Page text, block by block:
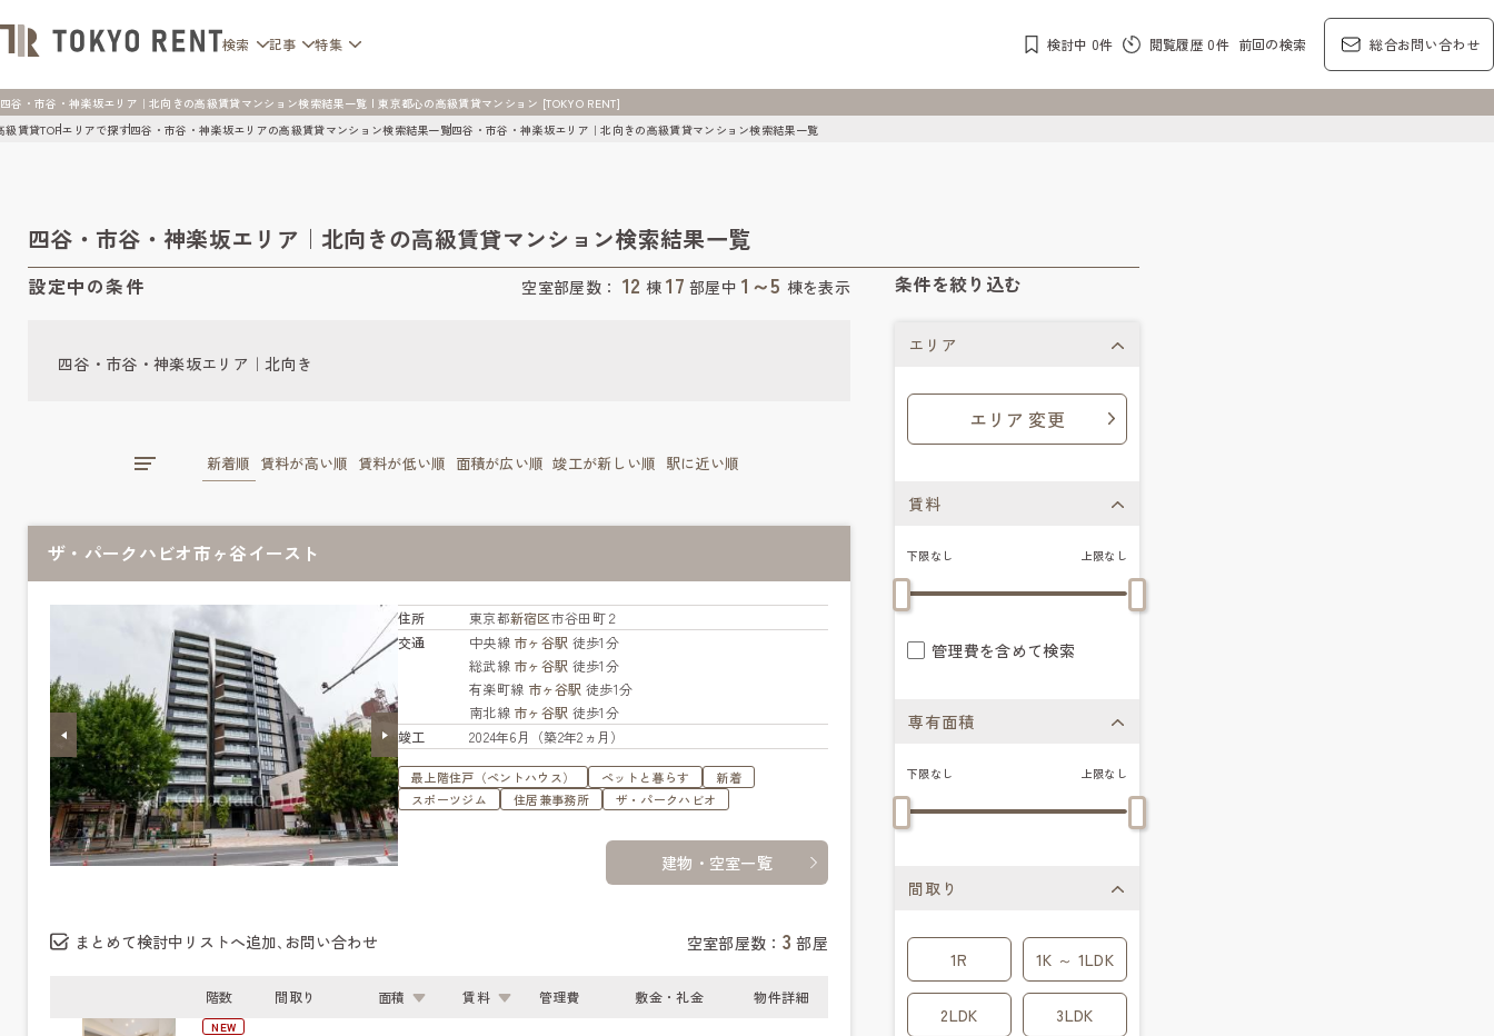
検索 記事 特集 検討中 0件 閲覧履歴 0件 前回の検索 総合お問い合わせ
四谷・市谷・神楽坂エリア｜北向きの高級賃貸マンション検索結果一覧 | 東京都心の高級賃貸マンション [TOKYO RENT]
級賃貸TOPエリアで探す四谷・市谷・神楽坂エリアの高級賃貸マンション検索結果一覧四谷・市谷・神楽坂エリア｜北向きの高級賃貸マンション検索結果一覧
四谷・市谷・神楽坂エリア｜北向きの高級賃貸マンション検索結果一覧
設定中の条件 空室部屋数： 12 棟17 部屋中1～5 棟を表示
四谷・市谷・神楽坂エリア｜北向き
新着順 賃料が高い順 賃料が低い順 面積が広い順 竣工が新しい順 駅に近い順
ザ・パークハビオ市ヶ谷イースト
住所 東京都新宿区市谷田町２
交通
中央線 市ヶ谷駅 徒歩1分
総武線 市ヶ谷駅 徒歩1分
有楽町線 市ヶ谷駅 徒歩1分
南北線 市ヶ谷駅 徒歩1分
竣工
2024年6月（築2年2ヵ月）
最上階住戸（ペントハウス） ペットと暮らす
新着
スポーツジム
住居兼事務所 ザ・パークハビオ
建物・空室一覧
まとめて検討中リストへ追加､お問い合わせ 空室部屋数： 3 部屋
階数 間取り 面積 賃料 管理費 敷金・礼金 物件詳細
NEW
条件を絞り込む
エリア
エリア 変更
賃料
下限なし 上限なし
管理費を含めて検索
専有面積
下限なし 上限なし
間取り
1R 1K ～ 1LDK
2LDK 3LDK